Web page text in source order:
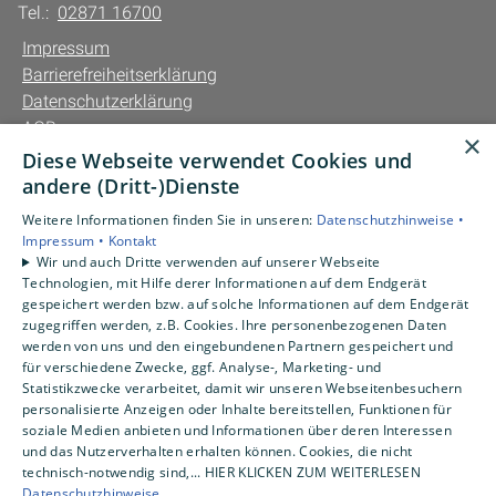
Tel.: 02871 16700
Impressum
Barrierefreiheitserklärung
Datenschutzerklärung
AGB
Unsere Bereiche
Gewerbekunden
Karriere
Unternehmen
Kontakt
×
Diese Webseite verwendet Cookies und
andere (Dritt-)Dienste
Weitere Informationen finden Sie in unseren: Datenschutzhinweise •
Impressum • Kontakt
Wir und auch Dritte verwenden auf unserer Webseite
Technologien, mit Hilfe derer Informationen auf dem Endgerät
gespeichert werden bzw. auf solche Informationen auf dem Endgerät
zugegriffen werden, z.B. Cookies. Ihre personenbezogenen Daten
werden von uns und den eingebundenen Partnern gespeichert und
für verschiedene Zwecke, ggf. Analyse-, Marketing- und
Statistikzwecke verarbeitet, damit wir unseren Webseitenbesuchern
personalisierte Anzeigen oder Inhalte bereitstellen, Funktionen für
soziale Medien anbieten und Informationen über deren Interessen
und das Nutzerverhalten erhalten können. Cookies, die nicht
technisch-notwendig sind,... HIER KLICKEN ZUM WEITERLESEN